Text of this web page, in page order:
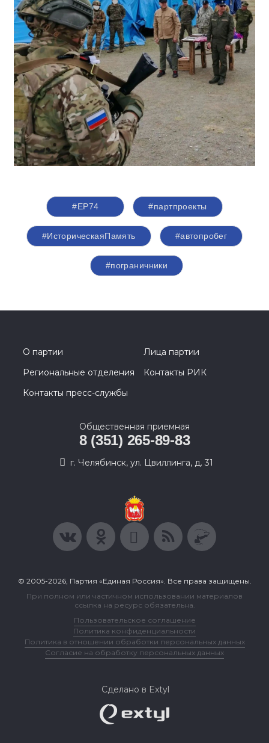
#ЕР74 #партпроекты
#ИсторическаяПамять #автопробег
#пограничники
О партии
Лица партии
Региональные отделения
Контакты РИК
Контакты пресс-службы
Общественная приемная
8 (351) 265-89-83
г. Челябинск, ул. Цвиллинга, д. 31
© 2005-2026, Партия «Единая Россия». Все права защищены.
При полном или частичном использовании материалов
ссылка на ресурс обязательна.
Пользовательское соглашение
Политика конфиденциальности
Политика в отношении обработки персональных данных
Согласие на обработку персональных данных
Сделано в Extyl